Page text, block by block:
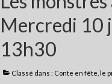
Mercredi 10
13h30
Classé dans : Conte en fête le